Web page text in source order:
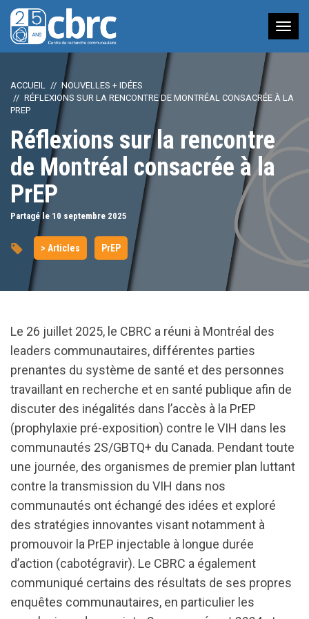
à
ACCUEIL
NOUVELLES + IDÉES
RÉFLEXIONS SUR LA RENCONTRE DE MONTRÉAL CONSACRÉE À LA
PREP
Réflexions sur la rencontre
de Montréal consacrée à la
PrEP
Partagé le 10 septembre 2025
> Articles PrEP
Le 26 juillet 2025, le CBRC a réuni à Montréal des
leaders communautaires, différentes parties
prenantes du système de santé et des personnes
travaillant en recherche et en santé publique afin de
discuter des inégalités dans l’accès à la PrEP
(prophylaxie pré-exposition) contre le VIH dans les
communautés 2S/GBTQ+ du Canada. Pendant toute
une journée, des organismes de premier plan luttant
contre la transmission du VIH dans nos
communautés ont échangé des idées et exploré
des stratégies innovantes visant notamment à
promouvoir la PrEP injectable à longue durée
d’action (cabotégravir). Le CBRC a également
communiqué certains des résultats de ses propres
enquêtes communautaires, en particulier les